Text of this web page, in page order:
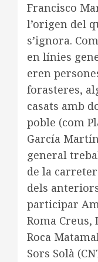
Francisco
l’origen del
s’ignora.
en línies
eren
forasteres,
casats amb
poble (com
García
general
de la
dels
participar
Roma Creus,
Roca
Sors Solà